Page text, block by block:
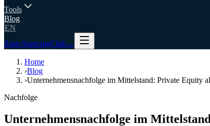
Tools
Blog
EN
Zum SourcingClub→
Home
›Blog
›Unternehmensnachfolge im Mittelstand: Private Equity
Nachfolge
Unternehmensnachfolge im